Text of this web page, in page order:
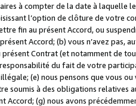
à compter de la date à laquelle
l’option de clôture de votre
fin au présent Accord, ou
Accord; (b) vous n’avez pas,
Contrat (et notamment de
du fait de votre
(e) nous pensons que vous
soumis à des obligations relatives
Accord; (g) nous avons